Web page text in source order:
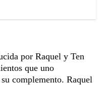
por Raquel y Ten
que uno
complemento. Raquel